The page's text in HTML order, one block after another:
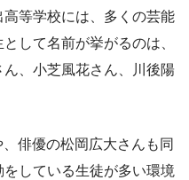
等学校には、多くの芸能
して名前が挙がるのは、
、小芝風花さん、川後陽
俳優の松岡広大さんも同
している生徒が多い環境